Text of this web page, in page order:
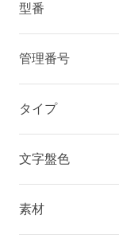
型番
管理番号
タイプ
文字盤色
素材